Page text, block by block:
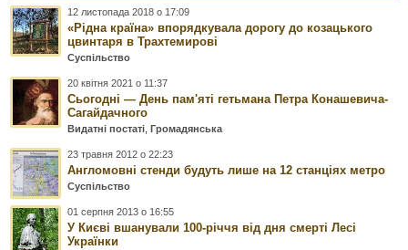
12 листопада 2018 о 17:09
«Рідна країна» впорядкувала дорогу до козацького
цвинтаря в Трахтемирові
Суспільство
20 квітня 2021 о 11:37
Сьогодні — День пам'яті гетьмана Петра Конашевича-
Сагайдачного
Видатні постаті Громадянська
23 травня 2012 о 22:23
Англомовні стенди будуть лише на 12 станціях метро
Суспільство
01 серпня 2013 о 16:55
У Києві вшанували 100-річчя від дня смерті Лесі
Українки